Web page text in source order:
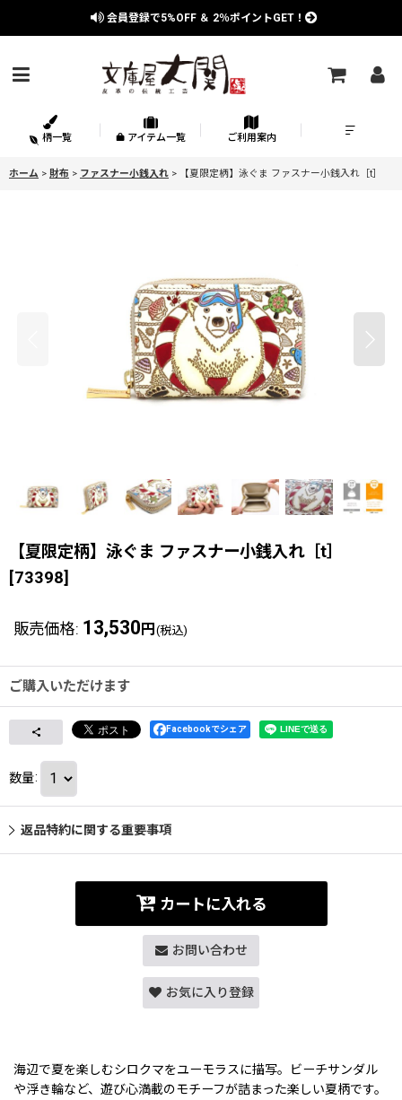
会員登録で5%OFF ＆ 2％ポイントGET！
柄一覧 アイテム一覧 ご利用案内
ホーム > 財布 > ファスナー小銭入れ > 【夏限定柄】泳ぐま ファスナー小銭入れ［t］
【夏限定柄】泳ぐま ファスナー小銭入れ［t］
[73398]
販売価格: 13,530 円 (税込)
ご購入いただけます
Facebookでシェア
数量:
返品特約に関する重要事項
カートに入れる
お問い合わせ
お気に入り登録
海辺で夏を楽しむシロクマをユーモラスに描写。ビーチサンダル
や浮き輪など、遊び心満載のモチーフが詰まった楽しい夏柄です。